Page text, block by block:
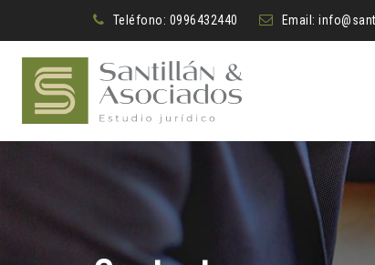
Teléfono: 0996432440 Email: